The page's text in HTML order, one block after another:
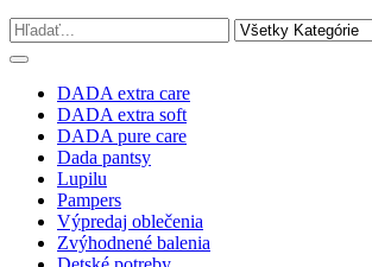
DADA extra care
DADA extra soft
DADA pure care
Dada pantsy
Lupilu
Pampers
Výpredaj oblečenia
Zvýhodnené balenia